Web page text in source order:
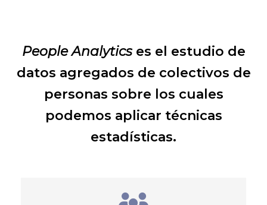
People Analyticses el estudio de
datos agregados de colectivos de
personas sobre los cuales
podemos aplicar técnicas
estadísticas.